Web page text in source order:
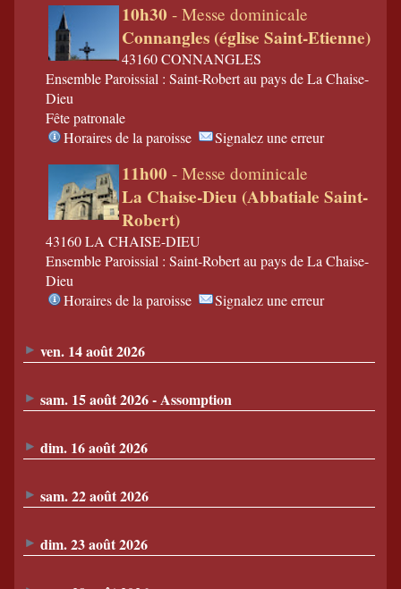
10h30 - Messe dominicale
Connangles (église Saint-Etienne)
43160 CONNANGLES
Ensemble Paroissial : Saint-Robert au pays de La Chaise-
Dieu
Fête patronale
Horaires de la paroisse
Signalez une erreur
11h00 - Messe dominicale
La Chaise-Dieu (Abbatiale Saint-
Robert)
43160 LA CHAISE-DIEU
Ensemble Paroissial : Saint-Robert au pays de La Chaise-
Dieu
Horaires de la paroisse
Signalez une erreur
ven. 14 août 2026
sam. 15 août 2026 - Assomption
dim. 16 août 2026
sam. 22 août 2026
dim. 23 août 2026